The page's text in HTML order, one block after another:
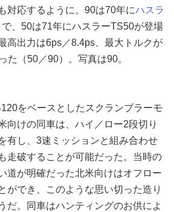
対応するように。90は70年にハスラ
、50は71年にハスラーTS50が登場
高出力は6ps／8.4ps、最大トルクが
た（50／90）。写真は90。
をベースとしたスクランブラーモ
向けの同車は、ハイ／ロー2段切り
有し、3速ミッションと組み合わせ
走破することが可能だった。当時の
道が明確だった北米向けはオフロー
ができ、このような思い切った造り
だ。同車はハンティングのお供によ